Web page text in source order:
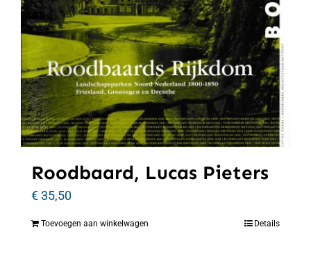
Roodbaard, Lucas Pieters
€35,50
Toevoegen aan winkelwagen Details